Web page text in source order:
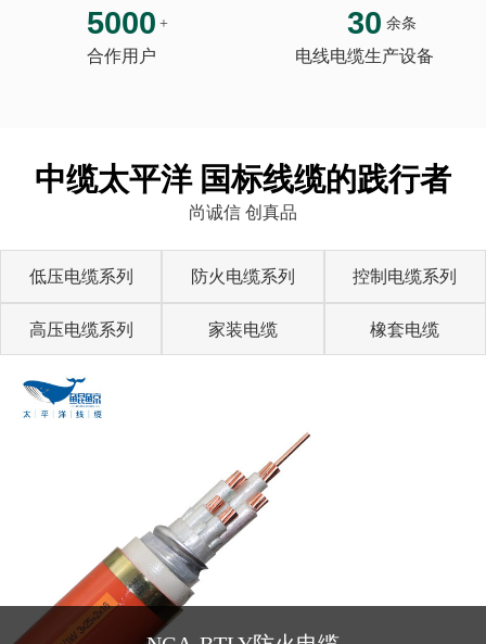
5000 +
合作用户
30 余条
电线电缆生产设备
中缆太平洋 国标线缆的践行者
尚诚信 创真品
低压电缆系列 防火电缆系列 控制电缆系列
高压电缆系列 家装电缆 橡套电缆